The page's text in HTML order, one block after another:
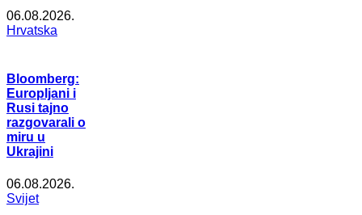
06.08.2026.
Hrvatska
Bloomberg:
Europljani i
Rusi tajno
razgovarali o
miru u
Ukrajini
06.08.2026.
Svijet